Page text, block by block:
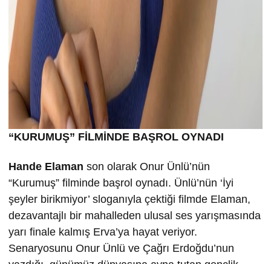
“KURUMUŞ” FİLMİNDE BAŞROL OYNADI
Hande Elaman son olarak Onur Ünlü’nün
“Kurumuş” filminde başrol oynadı. Ünlü’nün ‘İyi
şeyler birikmiyor’ sloganıyla çektiği filmde Elaman,
dezavantajlı bir mahalleden ulusal ses yarışmasında
yarı finale kalmış Erva’ya hayat veriyor.
Senaryosunu Onur Ünlü ve Çağrı Erdoğdu’nun